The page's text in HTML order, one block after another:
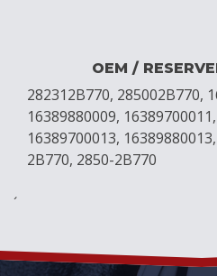
OEM /
282312B770, 285002B770,
16389880009,
16389700013,
2B770, 2850-2B770
´